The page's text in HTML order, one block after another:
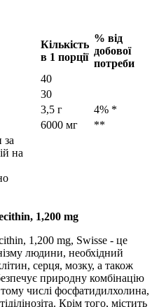
Кількість
в 1 порції
% від
добової
потреби
40
30
3,5 г
4% *
6000 мг
**
за
на
1,200 mg
1,200 mg, Swisse - це
людини, необхідний
серця, мозку, а також
природну комбінацію
числі фосфатидилхолина,
Крім того, містить